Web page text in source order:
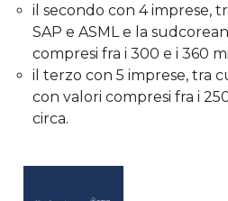
il secondo con 4 imprese,
SAP e ASML e la
compresi fra i 300 e i 360
il terzo con 5 imprese, tra
con valori compresi fra i
circa.